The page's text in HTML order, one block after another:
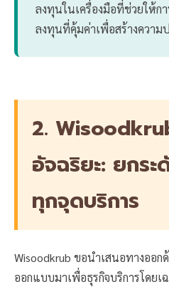
ลงทุนในเครื่องมือที่ช่วยให้ก
ลงทุนที่คุ้มค่าเพื่อสร้างความ
2.
อัจฉริยะ: ยกระ
ทุกจุดบริการ
Wisoodkrub ขอนำเสนอทางออก
ออกแบบมาเพื่อธุรกิจบริการโดย